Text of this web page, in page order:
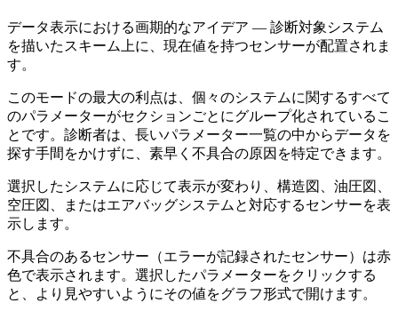
データ表示における画期的なアイデア — 診断対象システム
を描いたスキーム上に、現在値を持つセンサーが配置されま
す。
このモードの最大の利点は、個々のシステムに関するすべて
のパラメーターがセクションごとにグループ化されているこ
とです。診断者は、長いパラメーター一覧の中からデータを
探す手間をかけずに、素早く不具合の原因を特定できます。
選択したシステムに応じて表示が変わり、構造図、油圧図、
空圧図、またはエアバッグシステムと対応するセンサーを表
示します。
不具合のあるセンサー（エラーが記録されたセンサー）は赤
色で表示されます。選択したパラメーターをクリックする
と、より見やすいようにその値をグラフ形式で開けます。